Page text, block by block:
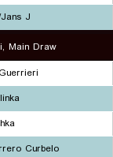
J.
Main Draw
Curbelo